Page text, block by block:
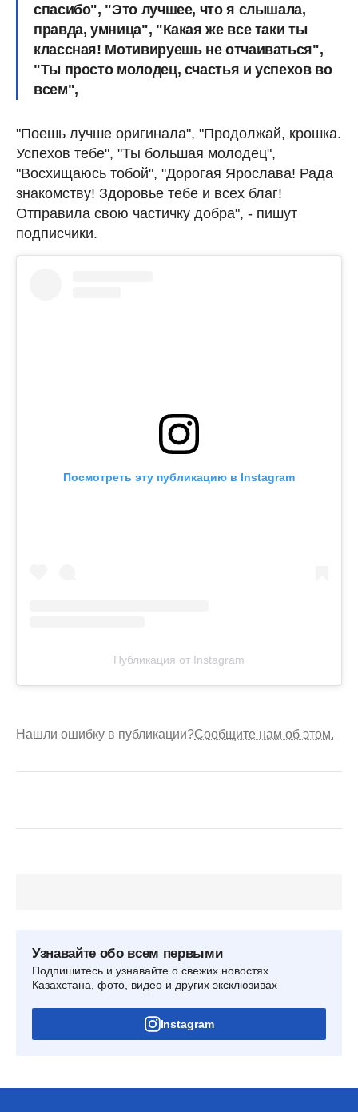
спасибо", "Это лучшее, что я слышала,
правда, умница", "Какая же все таки ты
классная! Мотивируешь не отчаиваться",
"Ты просто молодец, счастья и успехов во
всем",
"Поешь лучше оригинала", "Продолжай, крошка.
Успехов тебе", "Ты большая молодец",
"Восхищаюсь тобой", "Дорогая Ярослава! Рада
знакомству! Здоровье тебе и всех благ!
Отправила свою частичку добра", - пишут
подписчики.
Посмотреть эту публикацию в Instagram
Публикация от Instagram
Нашли ошибку в публикации?Сообщите нам об этом.
Узнавайте обо всем первыми
Подпишитесь и узнавайте о свежих новостях
Казахстана, фото, видео и других эксклюзивах
Instagram